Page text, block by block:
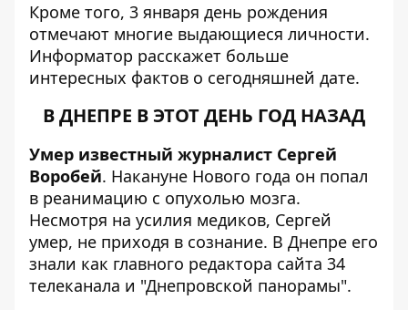
Кроме того, 3 января день рождения
отмечают многие выдающиеся личности.
Информатор расскажет больше
интересных фактов о сегодняшней дате.
В ДНЕПРЕ В ЭТОТ ДЕНЬ ГОД НАЗАД
Умер известный журналист Сергей
Воробей. Накануне Нового года он попал
в реанимацию с опухолью мозга.
Несмотря на усилия медиков, Сергей
умер, не приходя в сознание. В Днепре его
знали как главного редактора сайта 34
телеканала и "Днепровской панорамы".